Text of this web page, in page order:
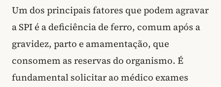
Um dos principais fatores que podem agravar
a SPI é a deficiência de ferro, comum após a
gravidez, parto e amamentação, que
consomem as reservas do organismo. É
fundamental solicitar ao médico exames